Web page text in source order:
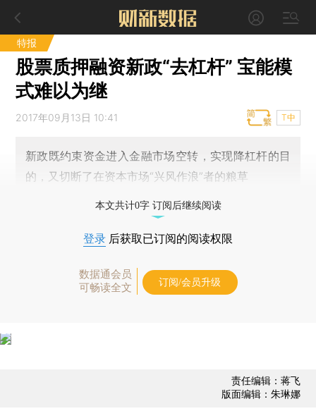
特报
股票质押融资新政“去杠杆” 宝能模
式难以为继
2017年09月13日 10:41 T中
新政既约束资金进入金融市场空转，实现降杠杆的目
的，又切断了在资本市场“兴风作浪”者的粮草
本文共计0字 订阅后继续阅读
登录 后获取已订阅的阅读权限
数据通会员
可畅读全文
订阅/会员升级
责任编辑：蒋飞
版面编辑：朱琳娜